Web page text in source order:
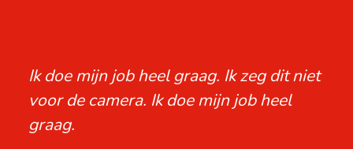
Ik doe mijn job heel graag. Ik zeg dit niet
voor de camera. Ik doe mijn job heel
graag.